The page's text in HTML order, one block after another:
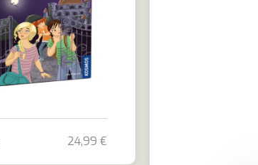
24,99 €